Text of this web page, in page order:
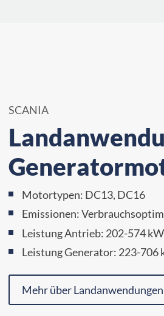
SCANIA
Motortypen: DC13, DC16
Emissionen:
Leistung Antrieb: 202-574
Leistung Generator: 223-706
Mehr über